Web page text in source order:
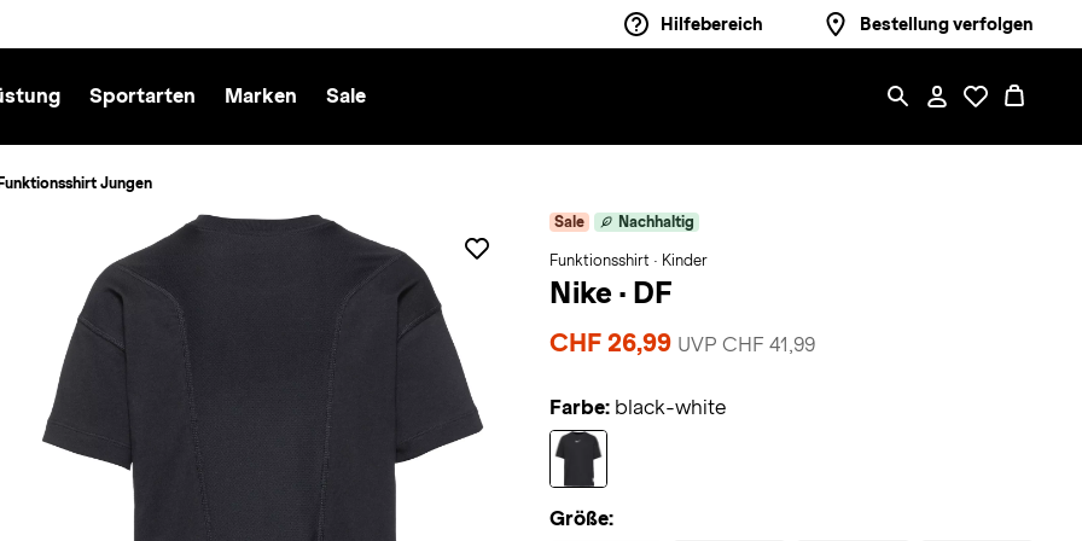
Hilfebereich Bestellung verfolgen
Sportarten Marken Sale
Jungen
Sale Nachhaltig
Funktionsshirt · Kinder
Nike · DF
CHF 26,99 UVP CHF 41,99
Farbe: black-white
Größe: